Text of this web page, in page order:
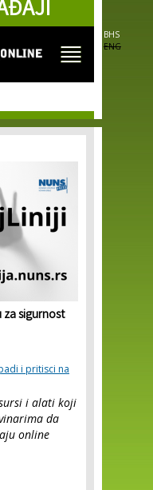
BHS
ENG
za sigurnost
i pritisci na
i alati koji
da
online